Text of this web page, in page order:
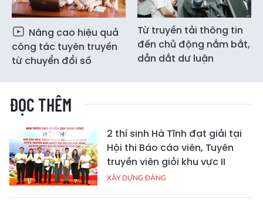
Nâng cao hiệu quả
công tác tuyên truyền
từ chuyển đổi số
Từ truyền tải thông tin
đến chủ động nắm bắt,
dẫn dắt dư luận
ĐỌC THÊM
2 thí sinh Hà Tĩnh đạt giải tại
Hội thi Báo cáo viên, Tuyên
truyền viên giỏi khu vực II
XÂY DỰNG ĐẢNG